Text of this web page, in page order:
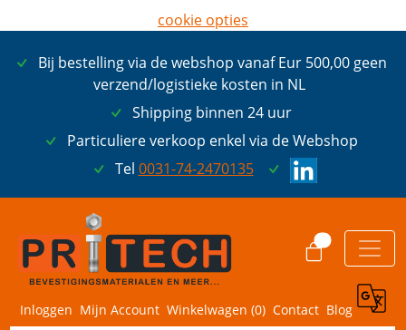
Bij bestelling via de webshop vanaf Eur 500,00 geen
verzend/logistieke kosten in NL
Shipping binnen 24 uur
Particuliere verkoop enkel via de Webshop
Tel 0031-74-2470135
Inloggen Mijn Account Winkelwagen (0) Contact Blog
cookie opties
ik ga akkoord met cookies